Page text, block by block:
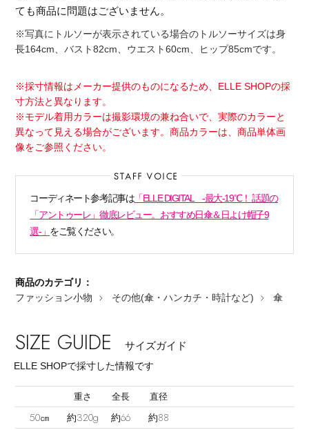
ても商品に問題はございません。
※写真にトルソーが表示されている場合のトルソーサイズは身
長164cm、バスト82cm、ウエスト60cm、ヒップ85cmです。
※採寸情報はメーカー提供のものになるため、ELLE SHOPの採
寸方法と異なります。
※モデル着用カラーは撮影環境の兼ね合いで、実際のカラーと
異なって見える場合がございます。商品カラーは、商品単体画
像をご参照ください。
コーディネート参考記事は「ELLE DIGITAL -最大-19℃！ 話題の
「アントゥーレ」徹底レビュー。おすすめ日傘＆日よけ帽子9
選-」 をご覧ください。
商品のカテゴリ：
ファッション小物
その他(傘・ハンカチ・時計など) 傘
SIZE GUIDE サイズガイド
ELLE SHOPで採寸した情報です
重さ 全長 直径
50㎝ 約320g 約66 約88